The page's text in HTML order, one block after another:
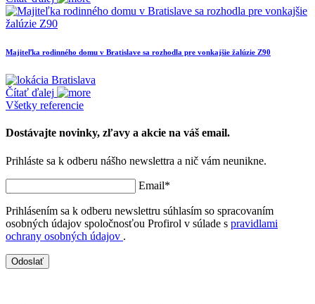
Majiteľka rodinného domu v Bratislave sa rozhodla pre vonkajšie žalúzie Z90
Bratislava
Čítať ďalej
Všetky referencie
Dostávajte novinky, zľavy a akcie na váš email.
Prihláste sa k odberu nášho newslettra a nič vám neunikne.
Email*
Prihlásením sa k odberu newslettru súhlasím so spracovaním
osobných údajov spoločnosťou Profirol v súlade s pravidlami
ochrany osobných údajov .
Odoslať